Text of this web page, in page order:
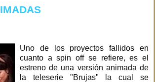
Uno de los proyectos fallidos en
cuanto a spin off se refiere, es el
estreno de una versión animada de
la teleserie "Brujas" la cual se